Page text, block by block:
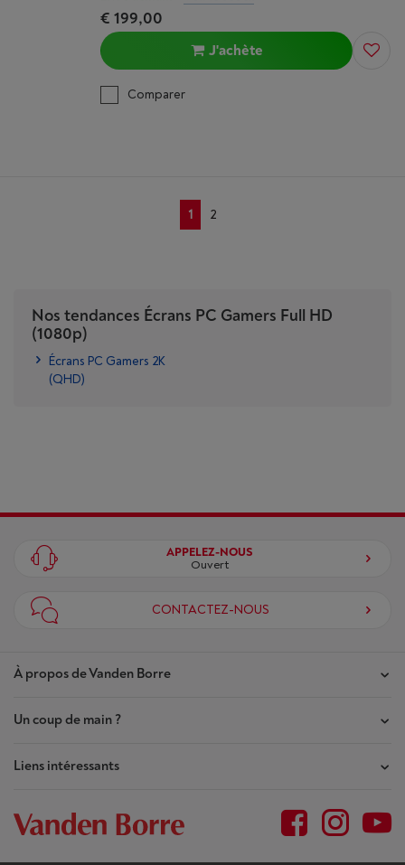
€ 199,00
J'achète
Comparer
1 2
Nos tendances Écrans PC Gamers Full HD
(1080p)
Écrans PC Gamers 2K
(QHD)
À propos de Vanden Borre
Nos magasins
Contrat de Confiance
Plan du site
Un coup de main ?
Mes commandes
Demande de réparation
Liens intéressants
Outlet
APPELEZ-NOUS
Ouvert
CONTACTEZ-NOUS